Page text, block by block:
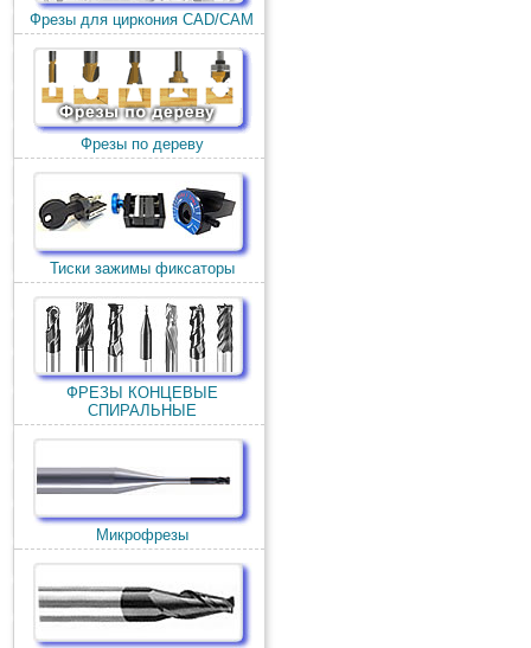
Фрезы для циркония CAD/CAM
Фрезы по дереву
Тиски зажимы фиксаторы
ФРЕЗЫ КОНЦЕВЫЕ
СПИРАЛЬНЫЕ
Микрофрезы